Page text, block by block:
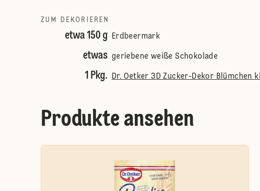
ZUM DEKORIEREN
etwa 150 g Erdbeermark
etwas geriebene weiße Schokolade
1 Pkg. Dr. Oetker 3D Zucker-Dekor Blümchen
Produkte ansehen